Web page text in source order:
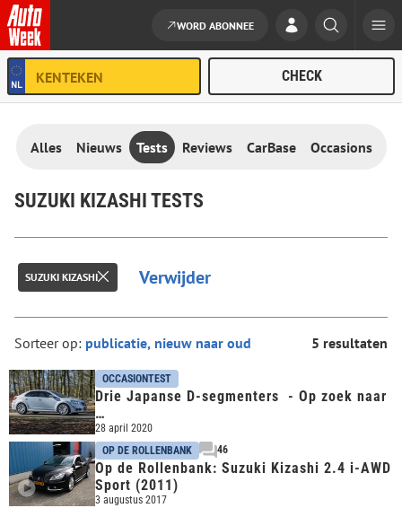
Ga naar de inhoud
WORD ABONNEE
Alles Nieuws Tests Reviews CarBase Occasions
SUZUKI KIZASHI TESTS
SUZUKI KIZASHI Verwijder
Sorteer op: 5 resultaten
OCCASIONTEST
Drie Japanse D-segmenters - Op zoek naar
…
28 april 2020
OP DE ROLLENBANK
46
Op de Rollenbank: Suzuki Kizashi 2.4 i-AWD
Sport (2011)
3 augustus 2017